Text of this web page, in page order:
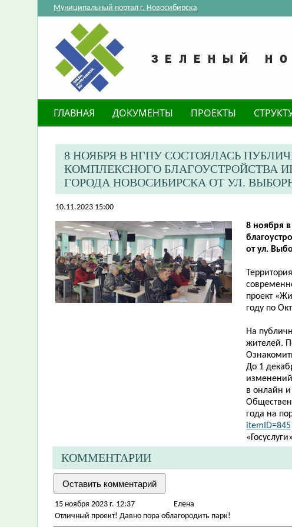
Муниципальный портал г. Новосибирска
ГЛАВНАЯ ДОКУМЕНТЫ ПРОЕКТЫ
​8 НОЯБРЯ В НГПУ СОСТОЯЛАСЬ
КОМПЛЕКСНОГО БЛАГОУСТРОЙСТВА
ГОРОДА НОВОСИБИРСКА ОТ УЛ.
10.11.2023 15:00
8 ноября
от ул.
проект
году по
На
жителей.
До 1
в онлайн
года на
itemID=845
КОММЕНТАРИИ
15 ноября 2023 г. 12:37
Елена
Отличный проект! Давно пора облагородить парк!